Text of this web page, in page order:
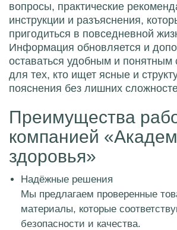
вопросы, практические
инструкции и разъяснения,
пригодиться в повседневной
Информация обновляется и
оставаться удобным и понятным
для тех, кто ищет ясные и
пояснения без лишних
Преимущества
компанией
здоровья»
Надёжные решения
Мы предлагаем проверенные
материалы, которые
безопасности и качества.